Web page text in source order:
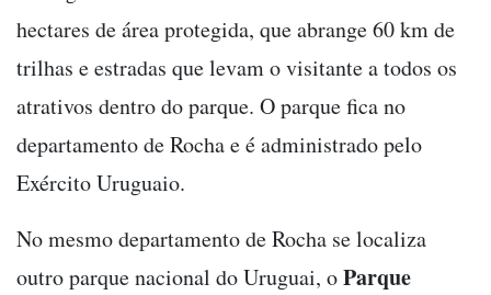
hectares de área protegida, que abrange 60 km de
trilhas e estradas que levam o visitante a todos os
atrativos dentro do parque. O parque fica no
departamento de Rocha e é administrado pelo
Exército Uruguaio.
No mesmo departamento de Rocha se localiza
outro parque nacional do Uruguai, oParque